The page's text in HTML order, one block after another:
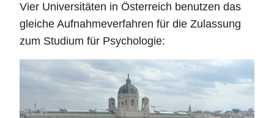
Vier Universitäten in Österreich benutzen das
gleiche Aufnahmeverfahren für die Zulassung
zum Studium für Psychologie: